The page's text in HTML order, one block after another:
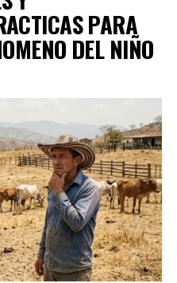
1
Descarga
Descarga
1 Descarga
1 Descarga
PARA
DEL NIÑO